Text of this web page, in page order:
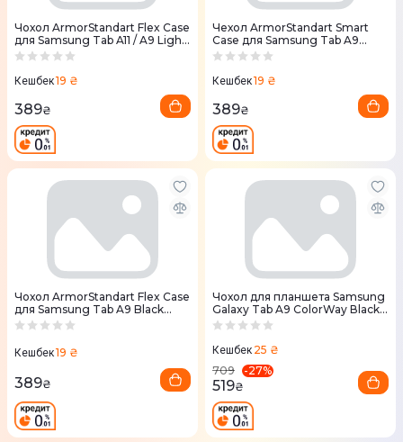
Чохол ArmorStandart Flex Case
для Samsung Tab A11 / A9 Light
blue (ARM84440)
Кешбек19 ₴
389₴
Чехол ArmorStandart Smart
Case для Samsung Tab A9
Lavender (ARM74492)
Кешбек19 ₴
389₴
Чохол ArmorStandart Flex Case
для Samsung Tab A9 Black
(ARM84437)
Кешбек19 ₴
389₴
Чохол для планшета Samsung
Galaxy Tab A9 ColorWay Вlack
(CW-CTSGT110-BK)
Кешбек 25 ₴
709
-27%
519₴